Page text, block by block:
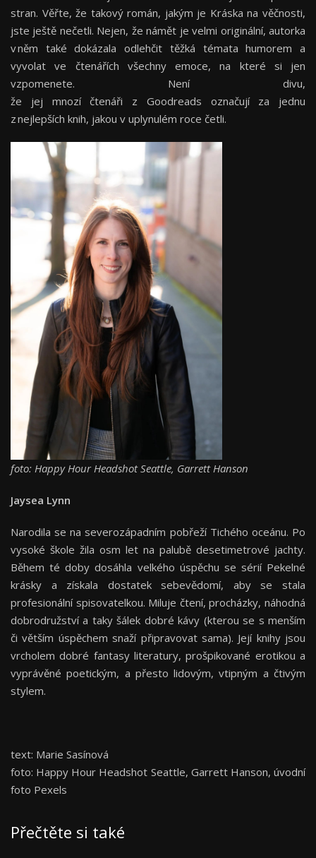
stran. Věřte, že takový román, jakým je Kráska na věčnosti,
jste ještě nečetli. Nejen, že námět je velmi originální, autorka
v něm také dokázala odlehčit těžká témata humorem a
vyvolat ve čtenářích všechny emoce, na které si jen
vzpomenete. Není divu,
že jej mnozí čtenáři z Goodreads označují za jednu
z nejlepších knih, jakou v uplynulém roce četli.
foto: Happy Hour Headshot Seattle, Garrett Hanson
Jaysea Lynn
Narodila se na severozápadním pobřeží Tichého oceánu. Po
vysoké škole žila osm let na palubě desetimetrové jachty.
Během té doby dosáhla velkého úspěchu se sérií Pekelné
krásky a získala dostatek sebevědomí, aby se stala
profesionální spisovatelkou. Miluje čtení, procházky, náhodná
dobrodružství a taky šálek dobré kávy (kterou se s menším
či větším úspěchem snaží připravovat sama). Její knihy jsou
vrcholem dobré fantasy literatury, prošpikované erotikou a
vyprávěné poetickým, a přesto lidovým, vtipným a čtivým
stylem.
text: Marie Sasínová
foto: Happy Hour Headshot Seattle, Garrett Hanson, úvodní
foto Pexels
Přečtěte si také